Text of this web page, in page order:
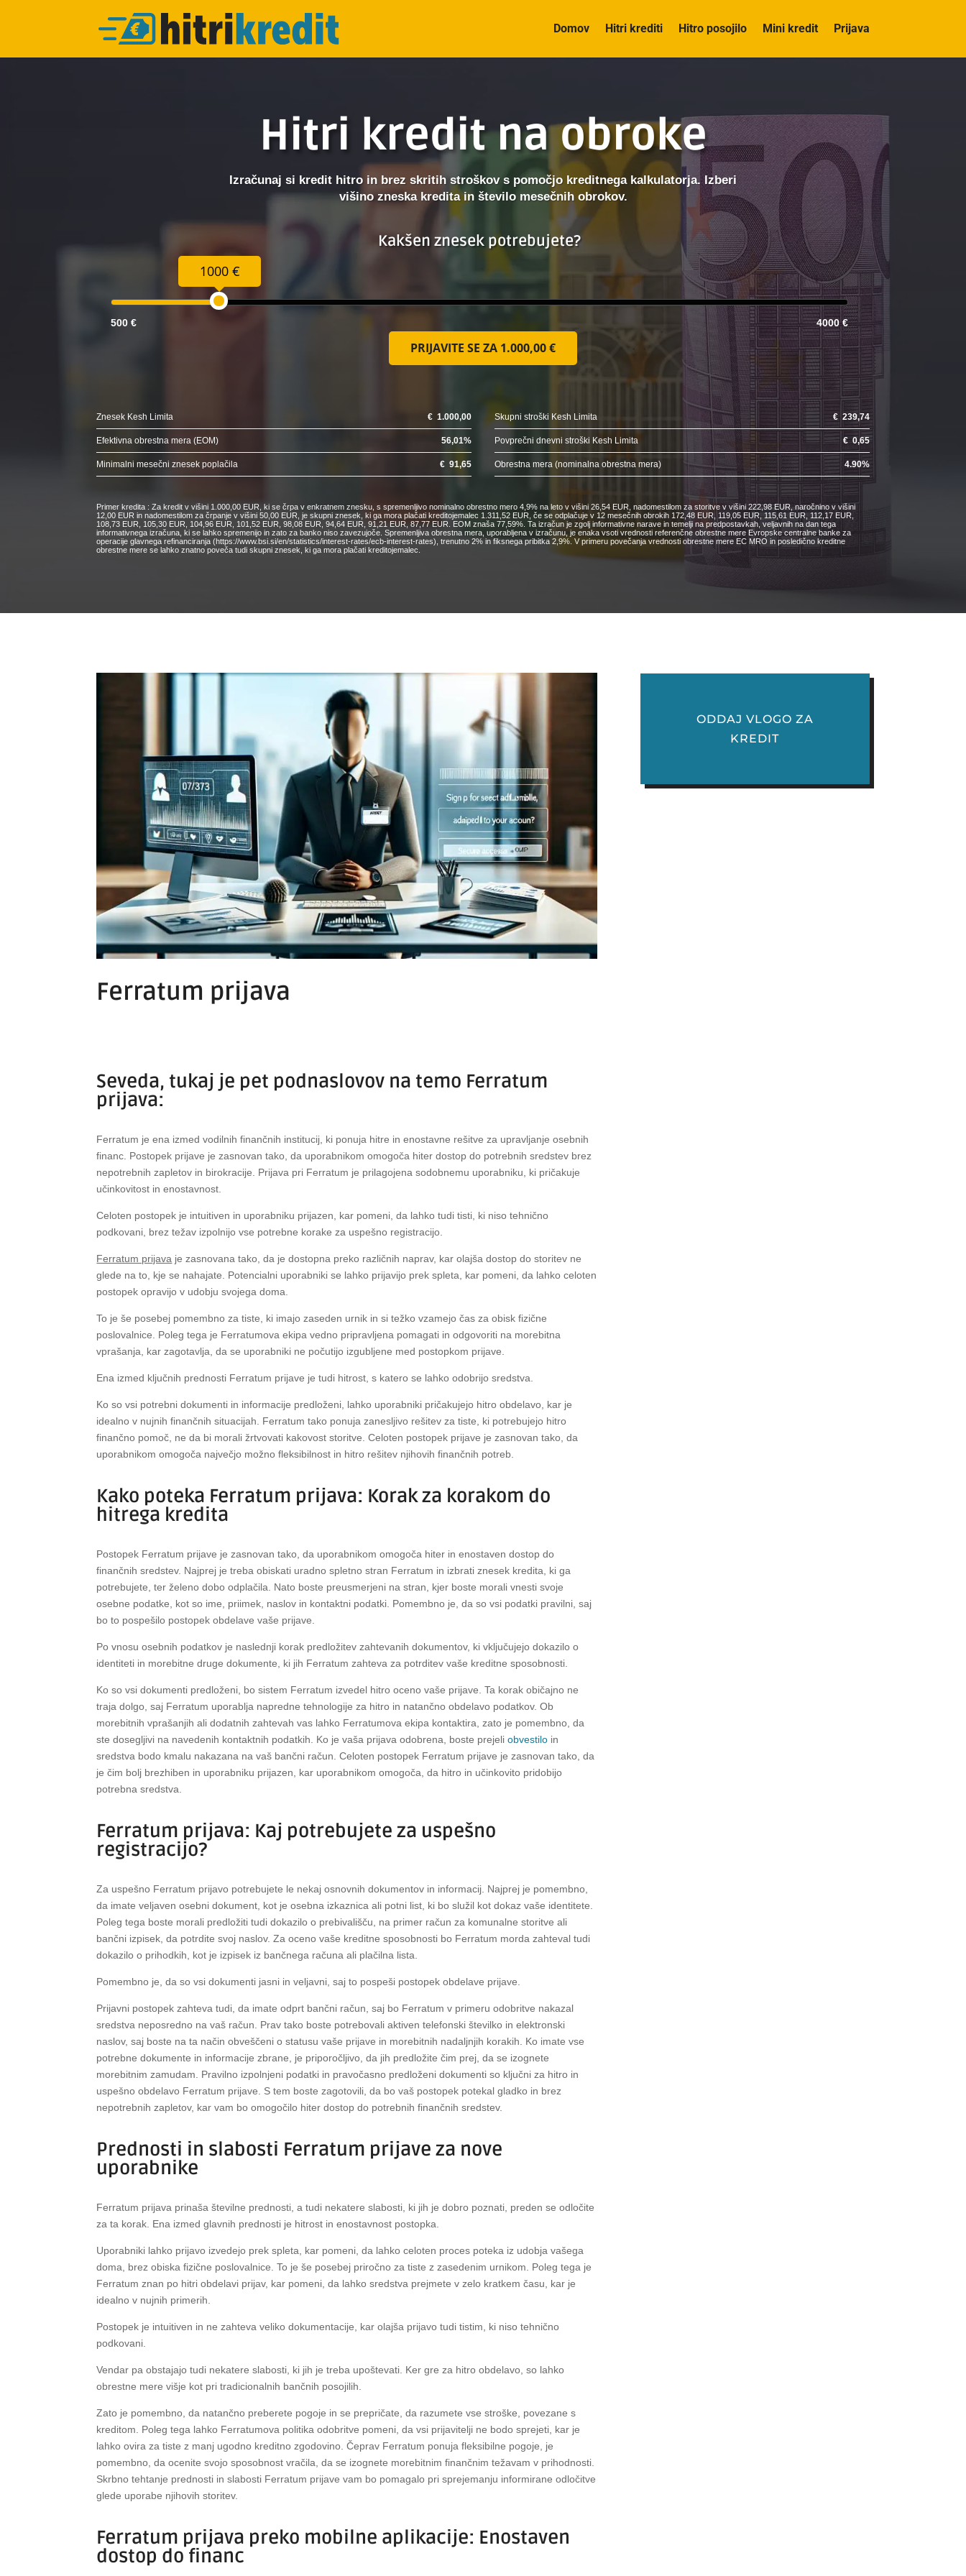
Domov Hitri krediti Hitro posojilo Mini kredit Prijava
Hitri kredit na obroke
Izračunaj si kredit hitro in brez skritih stroškov s pomočjo kreditnega kalkulatorja. Izberi
višino zneska kredita in število mesečnih obrokov.
Kakšen znesek potrebujete?
1000 €
500 € 4000 €
PRIJAVITE SE ZA 1.000,00 €
Znesek Kesh Limita € 1.000,00 Skupni stroški Kesh Limita € 239,74
Efektivna obrestna mera (EOM) 56,01% Povprečni dnevni stroški Kesh Limita €0,65
Minimalni mesečni znesek poplačila € 91,65 Obrestna mera (nominalna obrestna mera) 4.90%
Primer kredita : Za kredit v višini 1.000,00 EUR, ki se črpa v enkratnem znesku, s spremenljivo nominalno obrestno mero 4,9% na leto v višini 26,54 EUR, nadomestilom za storitve v višini 222,98 EUR, naročnino v višini
12,00 EUR in nadomestilom za črpanje v višini 50,00 EUR, je skupni znesek, ki ga mora plačati kreditojemalec 1.311,52 EUR, če se odplačuje v 12 mesečnih obrokih 172,48 EUR, 119,05 EUR, 115,61 EUR, 112,17 EUR,
108,73 EUR, 105,30 EUR, 104,96 EUR, 101,52 EUR, 98,08 EUR, 94,64 EUR, 91,21 EUR, 87,77 EUR. EOM znaša 77,59%. Ta izračun je zgolj informativne narave in temelji na predpostavkah, veljavnih na dan tega
informativnega izračuna, ki se lahko spremenijo in zato za banko niso zavezujoče. Spremenljiva obrestna mera, uporabljena v izračunu, je enaka vsoti vrednosti referenčne obrestne mere Evropske centralne banke za
operacije glavnega refinanciranja (https://www.bsi.si/en/statistics/interest-rates/ecb-interest-rates), trenutno 2% in fiksnega pribitka 2,9%. V primeru povečanja vrednosti obrestne mere EC MRO in posledično kreditne
obrestne mere se lahko znatno poveča tudi skupni znesek, ki ga mora plačati kreditojemalec.
Ferratum prijava
Seveda, tukaj je pet podnaslovov na temo Ferratum
prijava:
Ferratum je ena izmed vodilnih finančnih institucij, ki ponuja hitre in enostavne rešitve za upravljanje osebnih
financ. Postopek prijave je zasnovan tako, da uporabnikom omogoča hiter dostop do potrebnih sredstev brez
nepotrebnih zapletov in birokracije. Prijava pri Ferratum je prilagojena sodobnemu uporabniku, ki pričakuje
učinkovitost in enostavnost.
Celoten postopek je intuitiven in uporabniku prijazen, kar pomeni, da lahko tudi tisti, ki niso tehnično
podkovani, brez težav izpolnijo vse potrebne korake za uspešno registracijo.
Ferratum prijava je zasnovana tako, da je dostopna preko različnih naprav, kar olajša dostop do storitev ne
glede na to, kje se nahajate. Potencialni uporabniki se lahko prijavijo prek spleta, kar pomeni, da lahko celoten
postopek opravijo v udobju svojega doma.
To je še posebej pomembno za tiste, ki imajo zaseden urnik in si težko vzamejo čas za obisk fizične
poslovalnice. Poleg tega je Ferratumova ekipa vedno pripravljena pomagati in odgovoriti na morebitna
vprašanja, kar zagotavlja, da se uporabniki ne počutijo izgubljene med postopkom prijave.
Ena izmed ključnih prednosti Ferratum prijave je tudi hitrost, s katero se lahko odobrijo sredstva.
Ko so vsi potrebni dokumenti in informacije predloženi, lahko uporabniki pričakujejo hitro obdelavo, kar je
idealno v nujnih finančnih situacijah. Ferratum tako ponuja zanesljivo rešitev za tiste, ki potrebujejo hitro
finančno pomoč, ne da bi morali žrtvovati kakovost storitve. Celoten postopek prijave je zasnovan tako, da
uporabnikom omogoča največjo možno fleksibilnost in hitro rešitev njihovih finančnih potreb.
Kako poteka Ferratum prijava: Korak za korakom do
hitrega kredita
Postopek Ferratum prijave je zasnovan tako, da uporabnikom omogoča hiter in enostaven dostop do
finančnih sredstev. Najprej je treba obiskati uradno spletno stran Ferratum in izbrati znesek kredita, ki ga
potrebujete, ter želeno dobo odplačila. Nato boste preusmerjeni na stran, kjer boste morali vnesti svoje
osebne podatke, kot so ime, priimek, naslov in kontaktni podatki. Pomembno je, da so vsi podatki pravilni, saj
bo to pospešilo postopek obdelave vaše prijave.
Po vnosu osebnih podatkov je naslednji korak predložitev zahtevanih dokumentov, ki vključujejo dokazilo o
identiteti in morebitne druge dokumente, ki jih Ferratum zahteva za potrditev vaše kreditne sposobnosti.
Ko so vsi dokumenti predloženi, bo sistem Ferratum izvedel hitro oceno vaše prijave. Ta korak običajno ne
traja dolgo, saj Ferratum uporablja napredne tehnologije za hitro in natančno obdelavo podatkov. Ob
morebitnih vprašanjih ali dodatnih zahtevah vas lahko Ferratumova ekipa kontaktira, zato je pomembno, da
ste dosegljivi na navedenih kontaktnih podatkih. Ko je vaša prijava odobrena, boste prejeliobvestilo in
sredstva bodo kmalu nakazana na vaš bančni račun. Celoten postopek Ferratum prijave je zasnovan tako, da
je čim bolj brezhiben in uporabniku prijazen, kar uporabnikom omogoča, da hitro in učinkovito pridobijo
potrebna sredstva.
Ferratum prijava: Kaj potrebujete za uspešno
registracijo?
Za uspešno Ferratum prijavo potrebujete le nekaj osnovnih dokumentov in informacij. Najprej je pomembno,
da imate veljaven osebni dokument, kot je osebna izkaznica ali potni list, ki bo služil kot dokaz vaše identitete.
Poleg tega boste morali predložiti tudi dokazilo o prebivališču, na primer račun za komunalne storitve ali
bančni izpisek, da potrdite svoj naslov. Za oceno vaše kreditne sposobnosti bo Ferratum morda zahteval tudi
dokazilo o prihodkih, kot je izpisek iz bančnega računa ali plačilna lista.
Pomembno je, da so vsi dokumenti jasni in veljavni, saj to pospeši postopek obdelave prijave.
Prijavni postopek zahteva tudi, da imate odprt bančni račun, saj bo Ferratum v primeru odobritve nakazal
sredstva neposredno na vaš račun. Prav tako boste potrebovali aktiven telefonski številko in elektronski
naslov, saj boste na ta način obveščeni o statusu vaše prijave in morebitnih nadaljnjih korakih. Ko imate vse
potrebne dokumente in informacije zbrane, je priporočljivo, da jih predložite čim prej, da se izognete
morebitnim zamudam. Pravilno izpolnjeni podatki in pravočasno predloženi dokumenti so ključni za hitro in
uspešno obdelavo Ferratum prijave. S tem boste zagotovili, da bo vaš postopek potekal gladko in brez
nepotrebnih zapletov, kar vam bo omogočilo hiter dostop do potrebnih finančnih sredstev.
Prednosti in slabosti Ferratum prijave za nove
uporabnike
Ferratum prijava prinaša številne prednosti, a tudi nekatere slabosti, ki jih je dobro poznati, preden se odločite
za ta korak. Ena izmed glavnih prednosti je hitrost in enostavnost postopka.
Uporabniki lahko prijavo izvedejo prek spleta, kar pomeni, da lahko celoten proces poteka iz udobja vašega
doma, brez obiska fizične poslovalnice. To je še posebej priročno za tiste z zasedenim urnikom. Poleg tega je
Ferratum znan po hitri obdelavi prijav, kar pomeni, da lahko sredstva prejmete v zelo kratkem času, kar je
idealno v nujnih primerih.
Postopek je intuitiven in ne zahteva veliko dokumentacije, kar olajša prijavo tudi tistim, ki niso tehnično
podkovani.
Vendar pa obstajajo tudi nekatere slabosti, ki jih je treba upoštevati. Ker gre za hitro obdelavo, so lahko
obrestne mere višje kot pri tradicionalnih bančnih posojilih.
Zato je pomembno, da natančno preberete pogoje in se prepričate, da razumete vse stroške, povezane s
kreditom. Poleg tega lahko Ferratumova politika odobritve pomeni, da vsi prijavitelji ne bodo sprejeti, kar je
lahko ovira za tiste z manj ugodno kreditno zgodovino. Čeprav Ferratum ponuja fleksibilne pogoje, je
pomembno, da ocenite svojo sposobnost vračila, da se izognete morebitnim finančnim težavam v prihodnosti.
Skrbno tehtanje prednosti in slabosti Ferratum prijave vam bo pomagalo pri sprejemanju informirane odločitve
glede uporabe njihovih storitev.
Ferratum prijava preko mobilne aplikacije: Enostaven
dostop do financ
ODDAJ VLOGO ZA
KREDIT